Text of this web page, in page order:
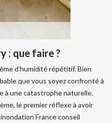
: que faire ?
d’humidité répétitif. Bien
que vous soyez confronté à
à une catastrophe naturelle.
le premier réflexe à avoir
France conseil